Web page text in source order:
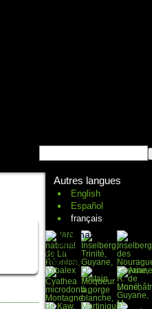
Autres langues
English
Español
français